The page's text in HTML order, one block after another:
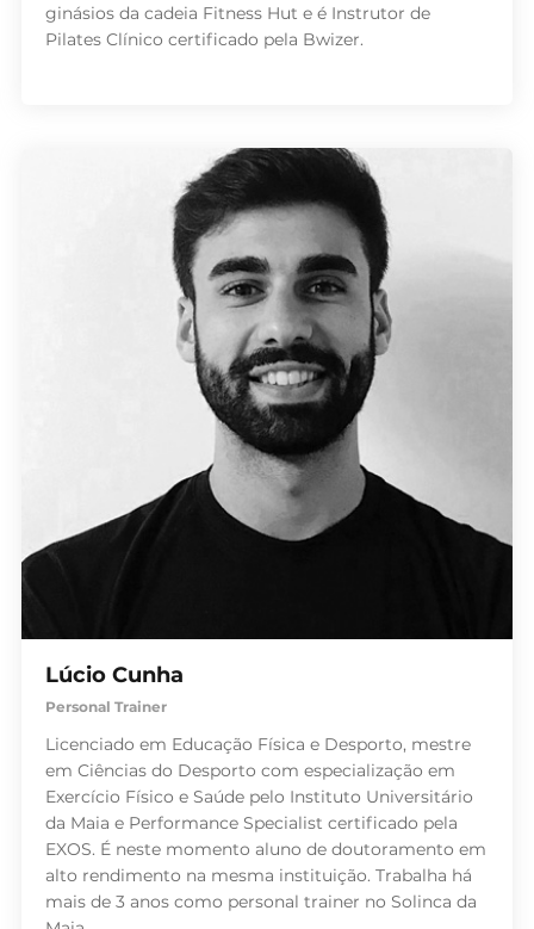
ginásios da cadeia Fitness Hut e é Instrutor de
Pilates Clínico certificado pela Bwizer.
Lúcio Cunha
Personal Trainer
Licenciado em Educação Física e Desporto, mestre
em Ciências do Desporto com especialização em
Exercício Físico e Saúde pelo Instituto Universitário
da Maia e Performance Specialist certificado pela
EXOS. É neste momento aluno de doutoramento em
alto rendimento na mesma instituição. Trabalha há
mais de 3 anos como personal trainer no Solinca da